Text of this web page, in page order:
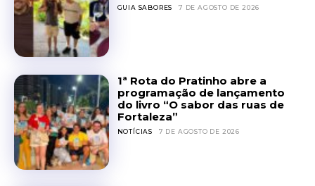
GUIA SABORES 7 DE AGOSTO DE 2026
1ª Rota do Pratinho abre a
programação de lançamento
do livro “O sabor das ruas de
Fortaleza”
NOTÍCIAS 7 DE AGOSTO DE 2026